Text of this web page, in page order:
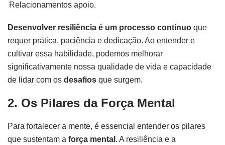
Relacionamentos apoio.
Desenvolver resiliência é um processo contínuo que
requer prática, paciência e dedicação. Ao entender e
cultivar essa habilidade, podemos melhorar
significativamente nossa qualidade de vida e capacidade
de lidar com os desafios que surgem.
2. Os Pilares da Força Mental
Para fortalecer a mente, é essencial entender os pilares
que sustentam a força mental . A resiliência e a